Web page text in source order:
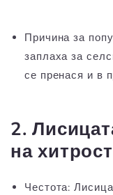
Причина за
заплаха за
се пренася и в
2.
на
Честота: